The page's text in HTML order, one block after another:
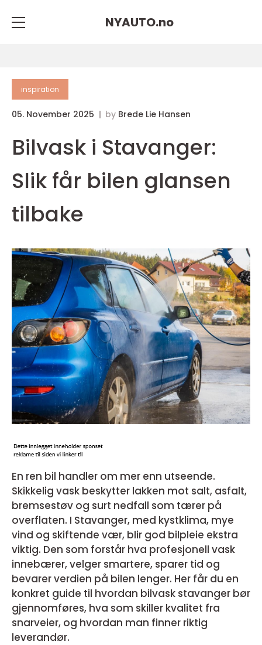
NYAUTO.no
inspiration
05. November 2025 by Brede Lie Hansen
Bilvask i Stavanger:
Slik får bilen glansen
tilbake
En ren bil handler om mer enn utseende.
Skikkelig vask beskytter lakken mot salt, asfalt,
bremsestøv og surt nedfall som tærer på
overflaten. I Stavanger, med kystklima, mye
vind og skiftende vær, blir god bilpleie ekstra
viktig. Den som forstår hva profesjonell vask
innebærer, velger smartere, sparer tid og
bevarer verdien på bilen lenger. Her får du en
konkret guide til hvordan bilvask stavanger bør
gjennomføres, hva som skiller kvalitet fra
snarveier, og hvordan man finner riktig
leverandør.